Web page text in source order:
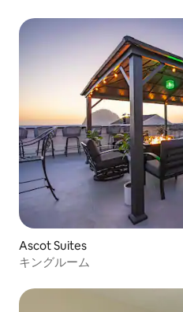
Ascot Suites
キングルーム